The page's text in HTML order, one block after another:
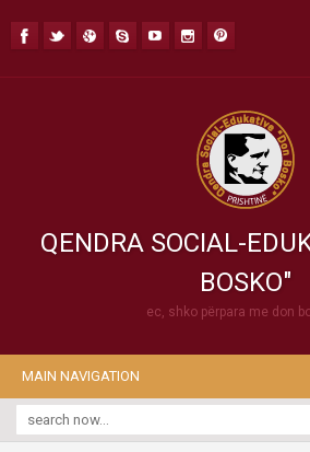
QENDRA SOCIAL-
BOSKO"
ec, shko përpara me don
MAIN NAVIGATION